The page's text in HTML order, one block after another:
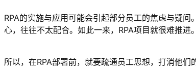
RPA的实施与应用可能会引起部分员工的焦虑与疑
心，往往不太配合。如此一来，RPA项目就很难推进。
所以，在RPA部署前，就要疏通员工思想，打消他们